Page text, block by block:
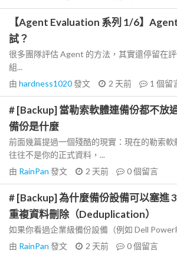
【Agent Evaluation 系列 1/6】
試？
很多團隊評估 Agent 的方法，其實還停留在
組...
由 hardness1020發文 2 天前 1 個留
# [Backup] 當勒索軟體連備份都不放
備份是什麼
前面幾篇提過一個殘酷的現實：現在的勒索
往往不是你的正式資料，...
由 RainPan 發文 2 天前 0個留言
# [Backup] 為什麼備份設備可以塞進
重複資料刪除（Deduplication）
如果你看過企業級備份設備（例如 Dell
由 RainPan 發文 2 天前 0個留言